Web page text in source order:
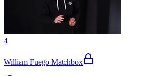
4
William Fuego Matchbox